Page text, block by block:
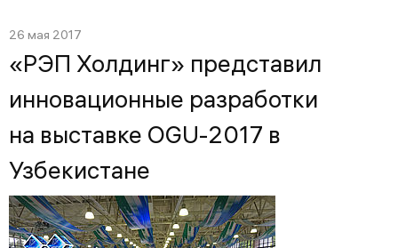
26 мая 2017
«РЭП Холдинг» представил
инновационные разработки
на выставке OGU-2017 в
Узбекистане